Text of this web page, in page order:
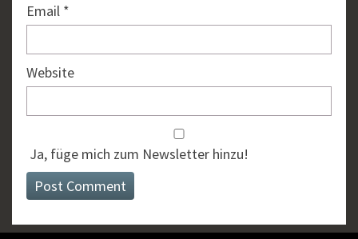
Email *
Website
Ja, füge mich zum Newsletter hinzu!